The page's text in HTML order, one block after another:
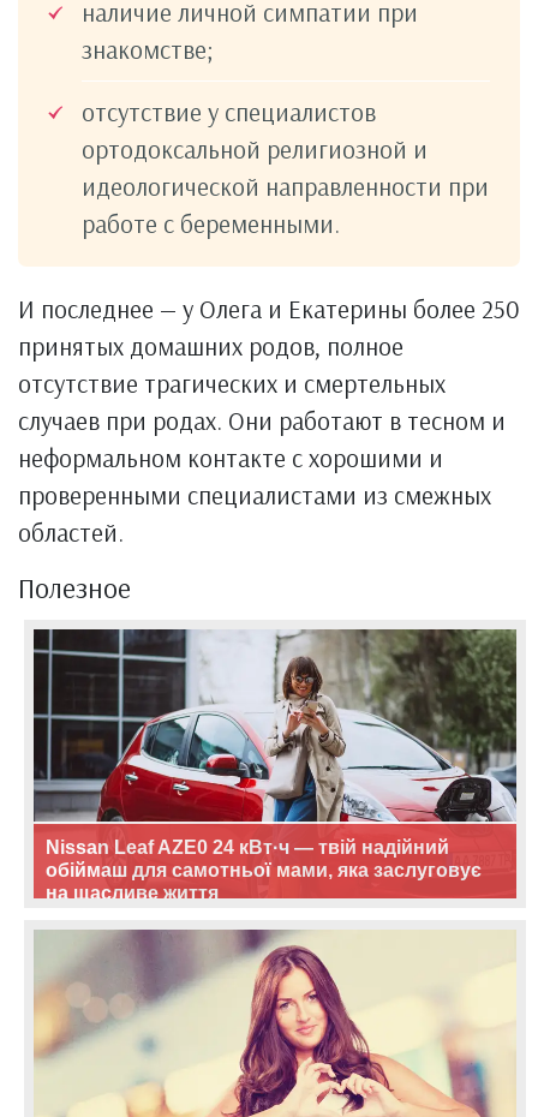
наличие личной симпатии при
знакомстве;
отсутствие у специалистов
ортодоксальной религиозной и
идеологической направленности при
работе с беременными.
И последнее — у Олега и Екатерины более 250
принятых домашних родов, полное
отсутствие трагических и смертельных
случаев при родах. Они работают в тесном и
неформальном контакте с хорошими и
проверенными специалистами из смежных
областей.
Полезное
Nissan Leaf AZE0 24 кВт·ч — твій надійний
обіймаш для самотньої мами, яка заслуговує
на щасливе життя